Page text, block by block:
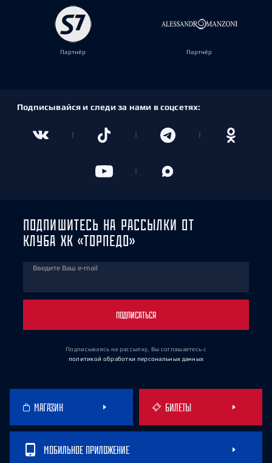
Партнёр Партнёр
Подписывайся и следи за нами в соцсетях:
ПОДПИШИТЕСЬ НА РАССЫЛКИ ОТ
КЛУБА ХК «ТОРПЕДО»
Введите Ваш e-mail
ПОДПИСАТЬСЯ
Подписываясь на рассылку, Вы соглашаетесь с
политикой обработки персональных данных
МАГАЗИН БИЛЕТЫ
МОБИЛЬНОЕ ПРИЛОЖЕНИЕ